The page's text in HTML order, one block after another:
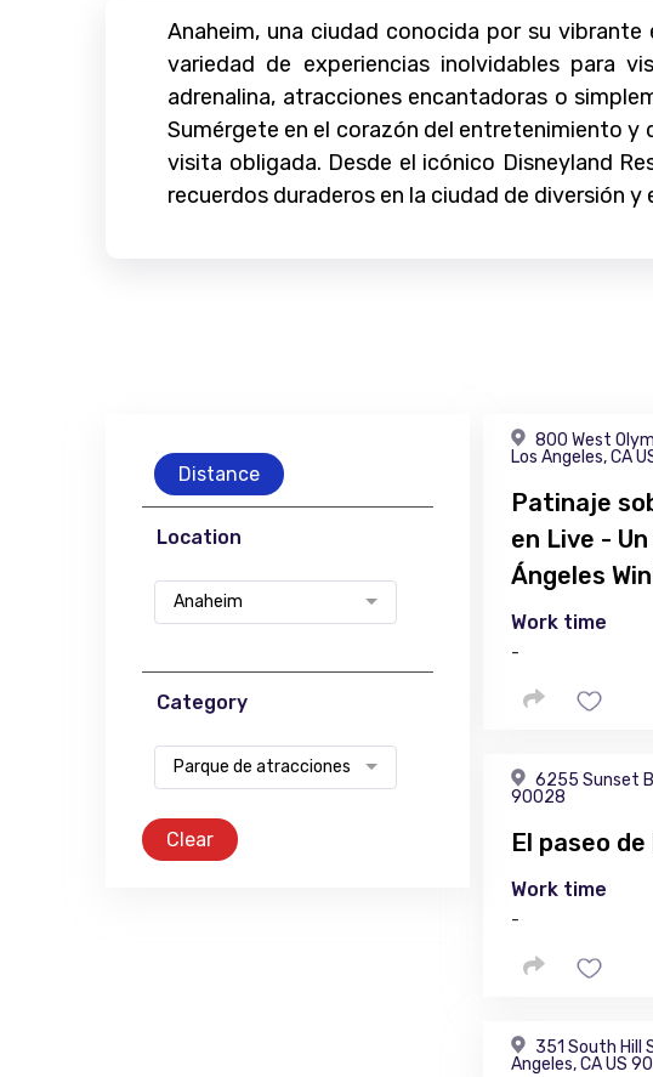
Anaheim, una ciudad conocida por su
variedad de experiencias inolvidables para
adrenalina, atracciones encantadoras o
Sumérgete en el corazón del entretenimiento y
visita obligada. Desde el icónico Disneyland
recuerdos duraderos en la ciudad de diversión y
Distance
Location
Anaheim
Category
Parque de atracciones
Clear
800 West
Los Angeles, CA
Patinaje
en Live -
Ángeles
Work time
-
6255 Sunset
90028
El paseo
Work time
-
351 South Hill
Angeles, CA US